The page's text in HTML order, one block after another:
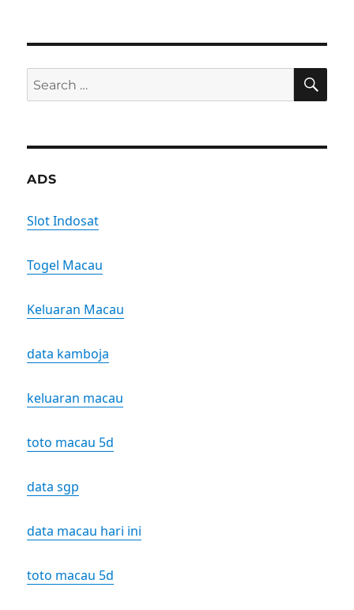
Search
for:
ADS
Slot Indosat
Togel Macau
Keluaran Macau
data kamboja
keluaran macau
toto macau 5d
data sgp
data macau hari ini
toto macau 5d